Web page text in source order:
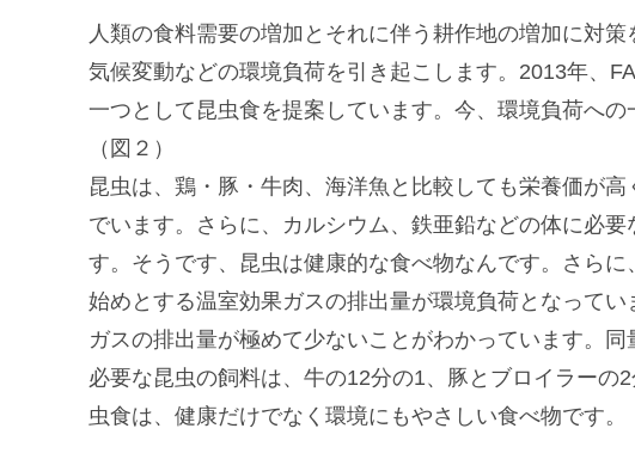
人類の食料需要の増加とそれに伴う耕作地の増加に対
気候変動などの環境負荷を引き起こします。2013年、
一つとして昆虫食を提案しています。今、環境負荷への
（図２）
昆虫は、鶏・豚・牛肉、海洋魚と比較しても栄養価が
でいます。さらに、カルシウム、鉄亜鉛などの体に必
す。そうです、昆虫は健康的な食べ物なんです。さら
始めとする温室効果ガスの排出量が環境負荷となって
ガスの排出量が極めて少ないことがわかっています。
必要な昆虫の飼料は、牛の12分の1、豚とブロイラーの
虫食は、健康だけでなく環境にもやさしい食べ物です。